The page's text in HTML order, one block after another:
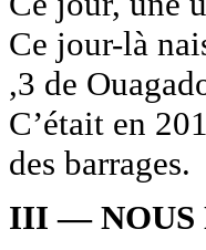
Ce jour-là
,3 de
C’était en
des barrages.
III — NOUS